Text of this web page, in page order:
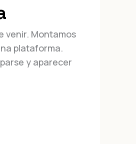
venir. Montamos
plataforma.
y aparecer